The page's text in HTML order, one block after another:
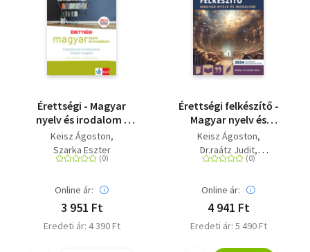
Érettségi - Magyar
nyelv és irodalom -
Feladatsorok a
középszintű írásbeli
vizsgára - A 2024-től
érettséginek
megfelelő
feladatsorok
Keisz Ágoston
Szarka Eszter
Online ár:
3 951 Ft
Eredeti ár: 4 390 Ft
Érettségi felkészítő -
Magyar nyelv és
irodalom közép- és
emelt szint
Keisz Ágoston
Dr.raátz Judit
Antalné dr. Szabó Ágnes
Online ár:
4 941 Ft
Eredeti ár: 5 490 Ft